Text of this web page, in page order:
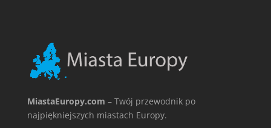
MiastaEuropy.com – Twój przewodnik po
najpiękniejszych miastach Europy.